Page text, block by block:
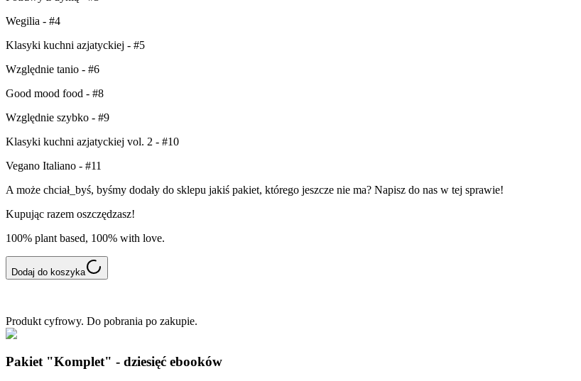
Wegilia - #4
Klasyki kuchni azjatyckiej - #5
Względnie tanio - #6
Good mood food - #8
Względnie szybko - #9
Klasyki kuchni azjatyckiej vol. 2 - #10
Vegano Italiano - #11
A może chciał_byś, byśmy dodały do sklepu jakiś pakiet, którego jeszcze nie ma? Napisz do nas w tej sprawie!
Kupując razem oszczędzasz!
100% plant based, 100% with love.
Dodaj do koszyka
Produkt cyfrowy. Do pobrania po zakupie.
Pakiet "Komplet" - dziesięć ebooków